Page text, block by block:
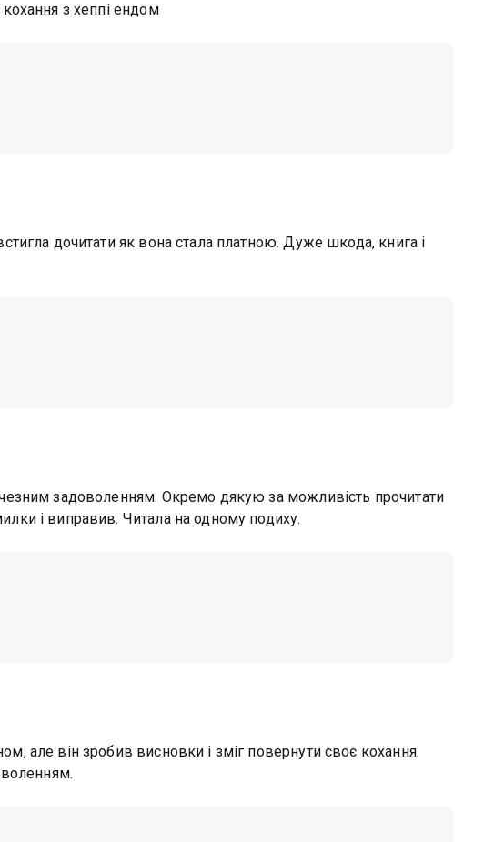
з хеппі ендом
дочитати як вона стала платною. Дуже шкода, книга і
задоволенням. Окремо дякую за можливість прочитати
і виправив. Читала на одному подиху.
але він зробив висновки і зміг повернути своє кохання.